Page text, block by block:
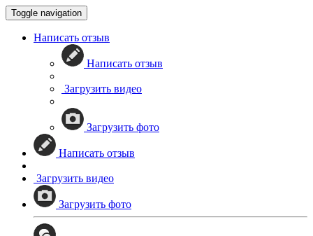
Toggle navigation
Написать отзыв
Написать отзыв
Загрузить видео
Загрузить фото
Написать отзыв
Загрузить видео
Загрузить фото